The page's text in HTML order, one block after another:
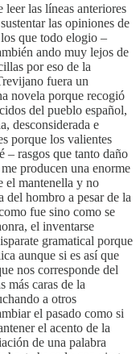
las líneas anteriores
las opiniones de
que todo elogio –
ando muy lejos de
por eso de la
fuera un
novela porque recogió
del pueblo español,
desconsiderada e
porque los valientes
– rasgos que tanto daño
producen una enorme
el mantenella y no
del hombro a pesar de la
fue sino como se
el inventarse
gramatical porque
aunque si es así que
nos corresponde del
más caras de la
a otros
el pasado como si
el acento de la
de una palabra